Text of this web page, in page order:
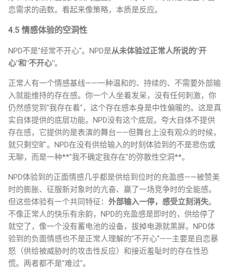
恋需求的函数。看起来像策略，本质是反应。
4.5 情感体验的空洞性
NPD不是"经常不开心"。NPD是从未体验过正常人所说的"开
心"和"不开心"。
正常人有一个情感基线——一种温和的、持续的、不需要外部输
入就能维持的存在感。你一个人坐着发呆，没有任何刺激，你
仍然感觉到"我存在着"，这个存在感本身是中性偏暖的。这是真
实自体提供的底层功能。NPD没有这个底层。夸大自体不提供
存在感，它提供的是表演的舞台——但舞台上没有观众的时候，
就只剩空旷。NPD在没有供给输入的时刻体验到的不是悲伤或
无聊，而是一种**"我不确定我存在"的弥散性空洞**。
NPD体验到的正面情感几乎都是供给到位时的充盈感——被赞美
时的膨胀、征服新对象时的亢奋、赢了一场竞争时的全能感。
但这些体验有一个共同特征： 外部输入一停，感受立刻消失。
不像正常人的快乐有余韵，NPD的充盈感是即时的，供给停了
就空了，像一个没有蓄电池的设备，拔掉电源就黑屏。NPD体
验到的负面情感也不是正常人理解的"不开心"——主要是自恋暴
怒（供给被威胁时的攻击性反应）和接近羞耻时的存在性恐
慌。两者都不是"难过"。